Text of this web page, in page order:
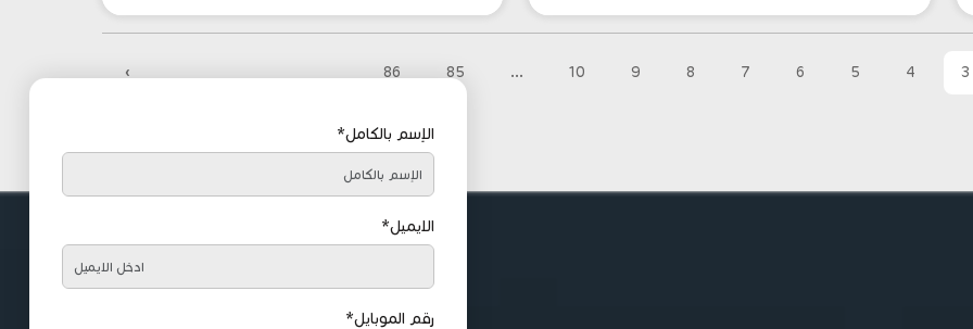
3
4
5
6
7
8
9
10
...
85
86
›
الإسم بالكامل*
الايميل*
رقم الموبايل*